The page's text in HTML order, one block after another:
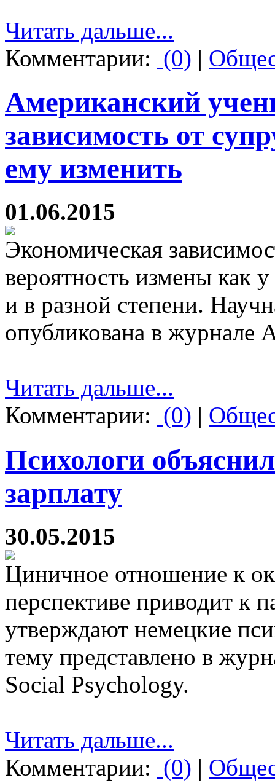
Читать дальше...
Комментарии: (0) |
Американский
зависимость от
ему изменить
01.06.2015
Экономическая
вероятность измены как
и в разной степени.
опубликована в журнале
Читать дальше...
Комментарии: (0) |
Психологи
зарплату
30.05.2015
Циничное отношение к
перспективе приводит к
утверждают немецкие
тему представлено в
Social Psychology.
Читать дальше...
Комментарии: (0) |